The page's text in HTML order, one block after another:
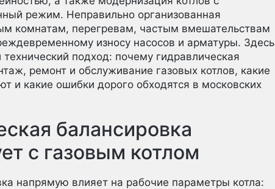
режим. Неправильно организованная
комнатам, перегревам, частым вмешательствам
износу насосов и арматуры. Здесь
подход: почему гидравлическая
ремонт и обслуживание газовых котлов, какие
и какие ошибки дорого обходятся в московских
балансировка
с газовым котлом
напрямую влияет на рабочие параметры котла: